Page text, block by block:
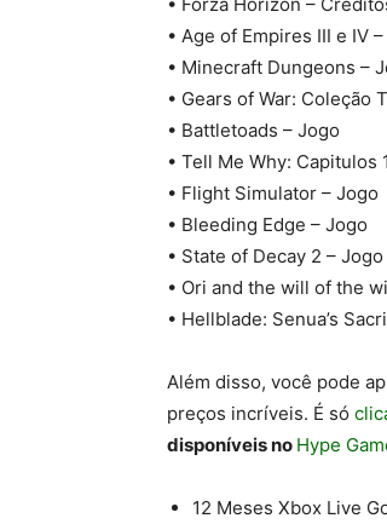
• Age of Empires III e IV
• Minecraft Dungeons –
• Gears of War: Coleção
• Battletoads – Jogo
• Tell Me Why: Capitulos
• Flight Simulator – Jogo
• Bleeding Edge – Jogo
• State of Decay 2 – Jogo
• Ori and the will of the
• Hellblade: Senua’s
Além disso, você pode
preços incríveis. É só
disponíveis no Hype
12 Meses Xbox Live